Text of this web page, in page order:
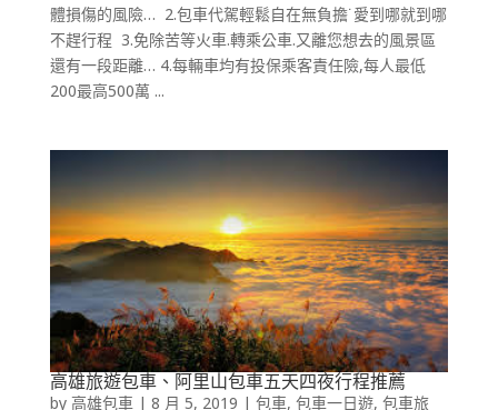
體損傷的風險… 2.包車代駕輕鬆自在無負擔˙愛到哪就到哪
不趕行程 3.免除苦等火車.轉乘公車.又離您想去的風景區
還有一段距離… 4.每輛車均有投保乘客責任險,每人最低
200最高500萬 ...
高雄旅遊包車、阿里山包車五天四夜行程推薦
by 高雄包車| 8 月 5, 2019 | 包車, 包車一日遊, 包車旅